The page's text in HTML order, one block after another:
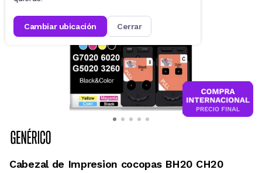
cambiar ubicación cerrar
Cabezal de Impresion cocopas BH20 CH20